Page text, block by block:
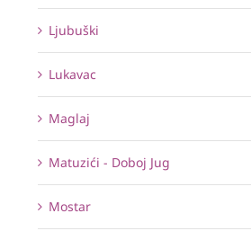
Ljubuški
Lukavac
Maglaj
Matuzići - Doboj Jug
Mostar